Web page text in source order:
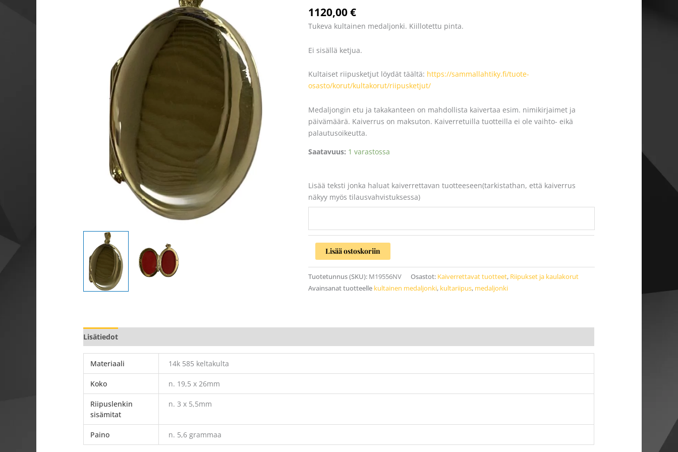
1120,00€
Tukeva kultainen medaljonki. Kiillotettu pinta.
Ei sisällä ketjua.
Kultaiset riipusketjut löydät täältä: https://sammallahtiky.fi/tuote-
osasto/korut/kultakorut/riipusketjut/
Medaljongin etu ja takakanteen on mahdollista kaivertaa esim. nimikirjaimet ja
päivämäärä. Kaiverrus on maksuton. Kaiverretuilla tuotteilla ei ole vaihto- eikä
palautusoikeutta.
Saatavuus: 1 varastossa
Lisää teksti jonka haluat kaiverrettavan tuotteeseen(tarkistathan, että kaiverrus
näkyy myös tilausvahvistuksessa)
Lisää ostoskoriin
Tuotetunnus (SKU): M19556NV Osastot: Kaiverrettavat tuotteet, Riipukset ja kaulakorut
Avainsanat tuotteelle kultainen medaljonki, kultariipus, medaljonki
Lisätiedot
Materiaali 14k 585 keltakulta
Koko n. 19,5 x 26mm
Riipuslenkin
sisämitat
n. 3 x 5,5mm
Paino n. 5,6 grammaa